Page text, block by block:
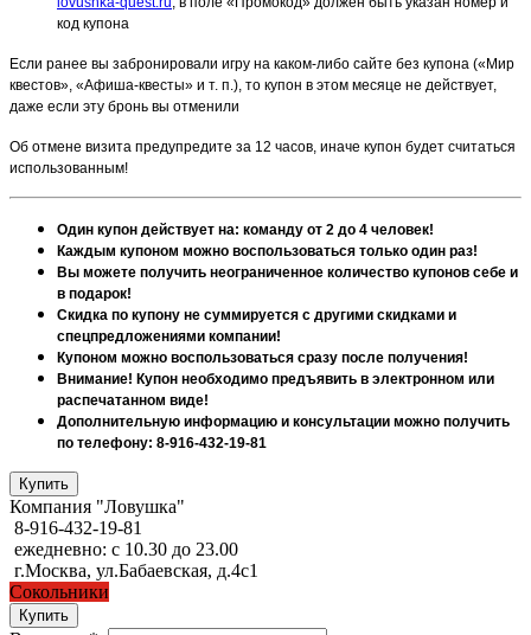
код купона
Если ранее вы забронировали игру на каком-либо сайте без купона («Мир
квестов», «Афиша-квесты» и т. п.), то купон в этом месяце не действует,
даже если эту бронь вы отменили
Об отмене визита предупредите за 12 часов, иначе купон будет считаться
использованным!
Один купон действует на: команду от 2 до 4 человек!
Каждым купоном можно воспользоваться только один раз!
Вы можете получить неограниченное количество купонов себе и
в подарок!
Скидка по купону не суммируется с другими скидками и
спецпредложениями компании!
Купоном можно воспользоваться сразу после получения!
Внимание! Купон необходимо предъявить в электронном или
распечатанном виде!
Дополнительную информацию и консультации можно получить
по телефону: 8-916-432-19-81
Компания "Ловушка"
8-916-432-19-81
ежедневно: с 10.30 до 23.00
г.Москва, ул.Бабаевская, д.4с1
Сокольники